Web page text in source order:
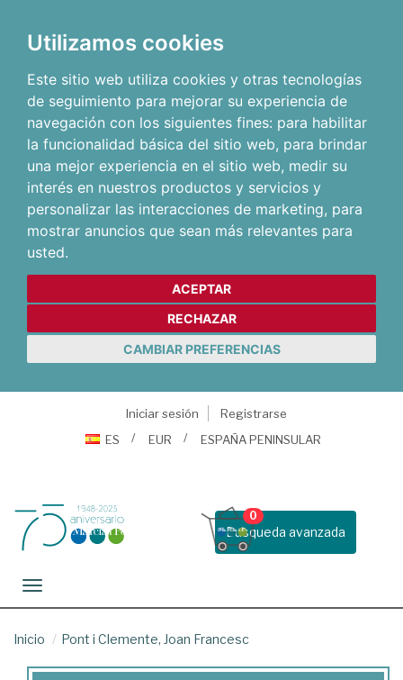
Utilizamos cookies
Este sitio web utiliza cookies y otras tecnologías
de seguimiento para mejorar su experiencia de
navegación con los siguientes fines: para habilitar
la funcionalidad básica del sitio web, para brindar
una mejor experiencia en el sitio web, medir su
interés en nuestros productos y servicios y
personalizar las interacciones de marketing, para
mostrar anuncios que sean más relevantes para
usted.
ACEPTAR
RECHAZAR
CAMBIAR PREFERENCIAS
Iniciar sesión
Registrarse
ES
EUR ESPAÑA PENINSULAR
Busqueda avanzada
0
Toggle navigation
Inicio Pont i Clemente, Joan Francesc